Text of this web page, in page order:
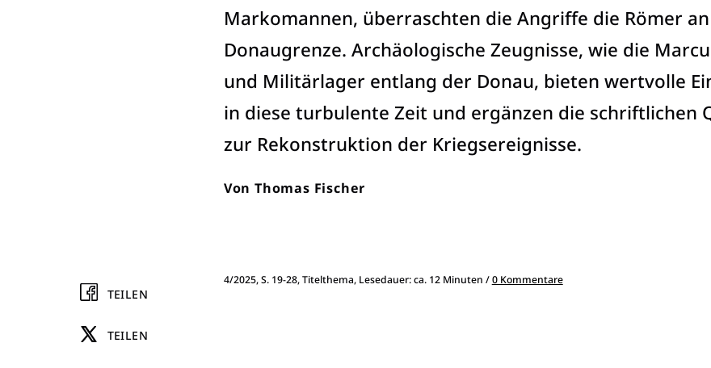
Markomannen, überraschten die Angriffe die Römer
Donaugrenze. Archäologische Zeugnisse, wie die
und Militärlager entlang der Donau, bieten wertvolle
in diese turbulente Zeit und ergänzen die schriftlichen
zur Rekonstruktion der Kriegsereignisse.
Von Thomas Fischer
4/2025, S. 19-28, Titelthema, Lesedauer: ca. 12 Minuten /0 Kommentare
TEILEN
TEILEN